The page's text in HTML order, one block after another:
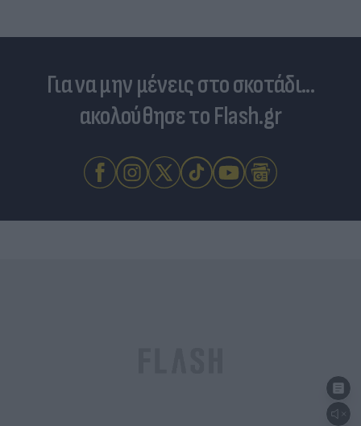
Για να μην μένεις στο σκοτάδι...
ακολούθησε το Flash.gr